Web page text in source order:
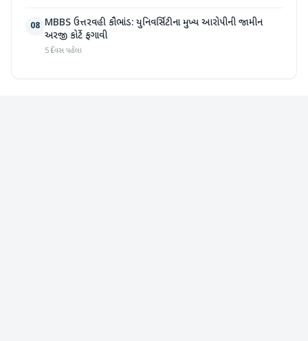
08 MBBS ઉત્તરવહી કૌભાંડ: યુનિવર્સિટીના મુખ્ય આરોપીની જામીન
અરજી કોર્ટે ફગાવી
5 દિવસ પહેલા